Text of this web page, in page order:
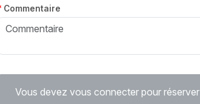
Commentaire
Vous devez vous connecter pour réserver